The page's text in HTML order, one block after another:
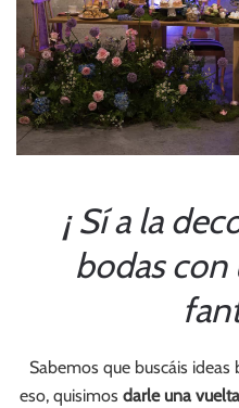
¡ Sí a la
bodas
Sabemos que buscáis
eso, quisimos darle una